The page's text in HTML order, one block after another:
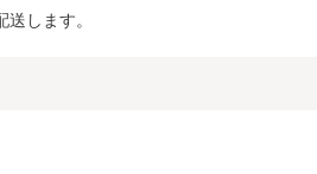
します。